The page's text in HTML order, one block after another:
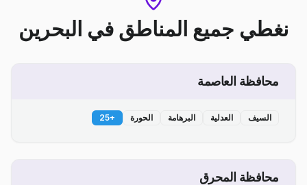
نغطي جميع المناطق في البحرين
محافظة العاصمة
السيف العدلية البرهامة الحورة +
25
محافظة المحرق